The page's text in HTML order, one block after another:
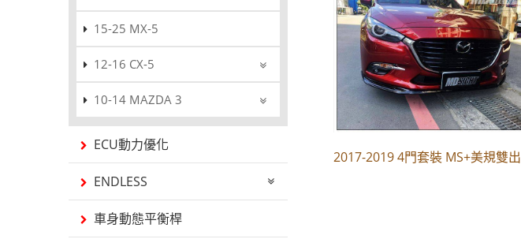
15-25 MX-5
12-16 CX-5
10-14 MAZDA 3
ECU動力優化
ENDLESS
車身動態平衡桿
2017-2019 4門套裝 MS+美規雙出